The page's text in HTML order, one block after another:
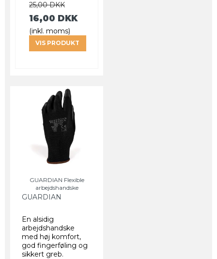
25,00 DKK
16,00 DKK
(inkl. moms)
VIS PRODUKT
GUARDIAN Flexible
arbejdshandske
GUARDIAN
En alsidig
arbejdshandske
med høj komfort,
god fingerføling og
sikkert greb.